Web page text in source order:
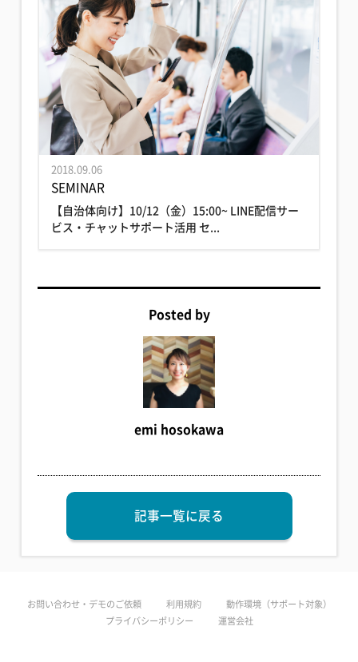
2018.09.06
SEMINAR
【自治体向け】10/12（金）15:00~ LINE配信サー
ビス・チャットサポート活用 セ...
Posted by
emi hosokawa
記事一覧に戻る
お問い合わせ・デモのご依頼 利用規約
動作環境（サポート対象）
プライバシーポリシー
運営会社